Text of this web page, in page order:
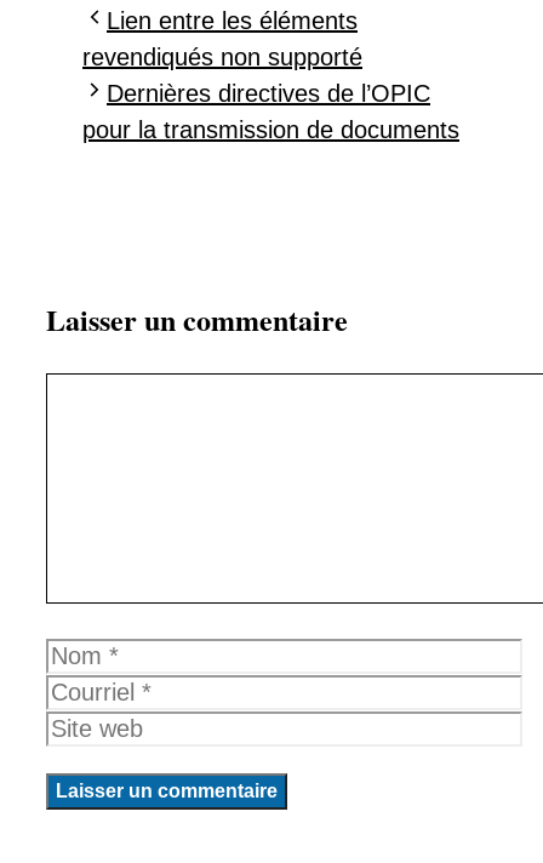
Lien entre les éléments
revendiqués non supporté
Dernières directives de l’OPIC
pour la transmission de documents
Laisser un commentaire
Nom
Courriel
Site